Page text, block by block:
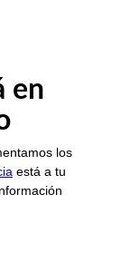
en
los
está a tu